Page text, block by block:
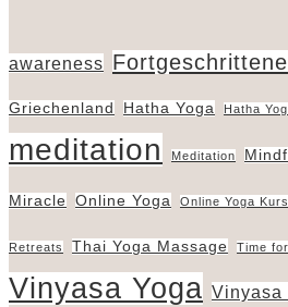
awareness Fortgeschrittene
Griechenland Hatha Yoga Hatha
meditation Meditation
Miracle Online Yoga Online Yoga Kurs
Retreats Thai Yoga Massage Time
Vinyasa Yoga Vinyasa